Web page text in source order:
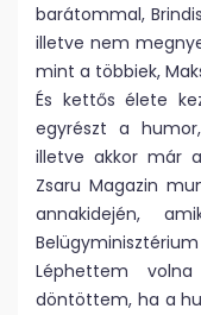
barátommal,
illetve nem
mint a többiek,
És kettős élete
egyrészt a
illetve akkor már
Zsaru Magazin
annakidején,
Léphettem
döntöttem, ha a